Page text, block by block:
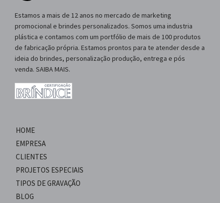
Estamos a mais de 12 anos no mercado de marketing
promocional e brindes personalizados. Somos uma industria
plástica e contamos com um portfólio de mais de 100 produtos
de fabricação própria. Estamos prontos para te atender desde a
ideia do brindes, personalização produção, entrega e pós
venda. SAIBA MAIS.
HOME
EMPRESA
CLIENTES
PROJETOS ESPECIAIS
TIPOS DE GRAVAÇÃO
BLOG